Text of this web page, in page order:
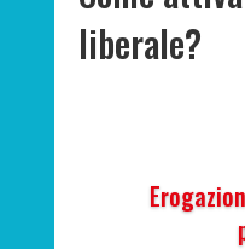
liberale?